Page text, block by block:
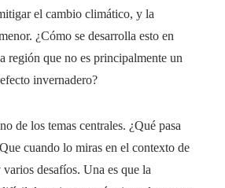
el cambio climático, y la
¿Cómo se desarrolla esto en
región que no es principalmente un
invernadero?
de los temas centrales. ¿Qué pasa
cuando lo miras en el contexto de
desafíos. Una es que la